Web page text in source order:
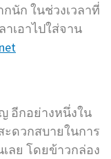
นัก ในช่วงเวลาที่
าเอาไปใส่จาน
อีกอย่างหนึ่งใน
ะดวกสบายในการ
ลย โดยข้าวกล่อง